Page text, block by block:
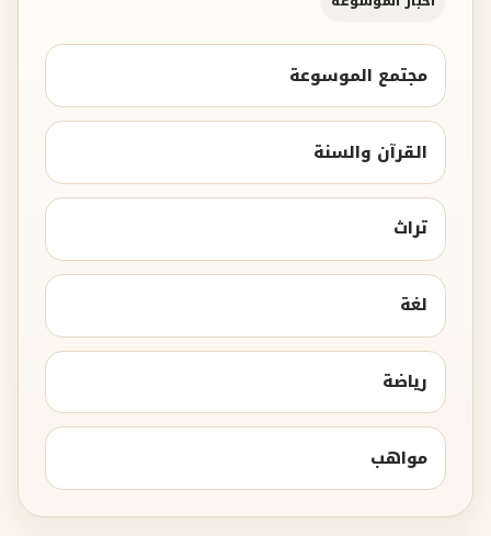
مجتمع الموسوعة
القرآن والسنة
تراث
لغة
رياضة
مواهب